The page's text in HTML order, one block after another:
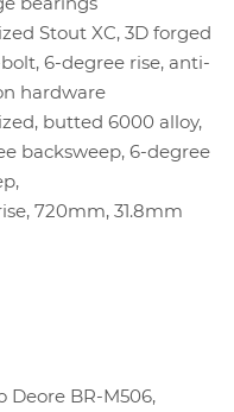
Stout XC, 3D forged
6-degree rise, anti-
hardware
butted 6000 alloy,
backsweep, 6-degree
720mm, 31.8mm
Deore BR-M506,